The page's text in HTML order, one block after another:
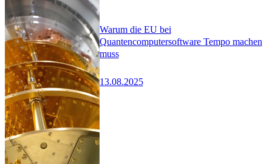
Warum die EU bei
Quantencomputersoftware Tempo machen
muss
13.08.2025